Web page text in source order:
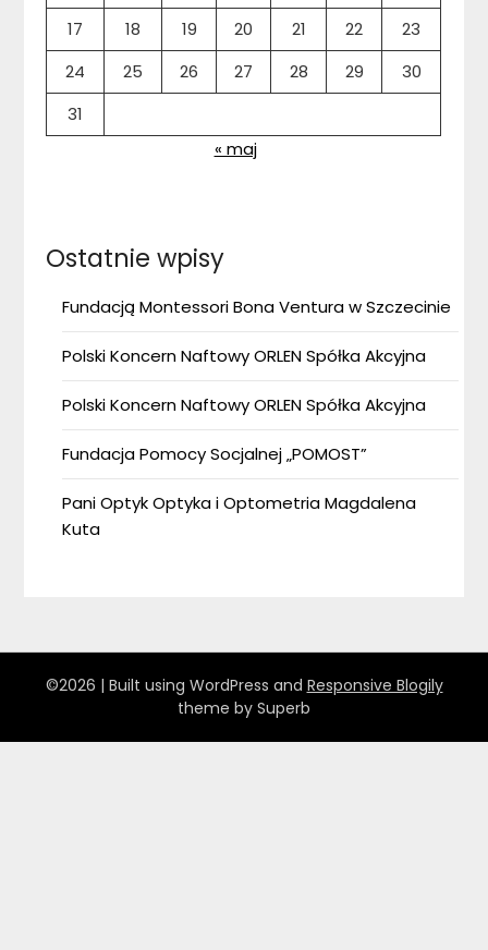
17
18 19 20 21 22
23
24
25 26 27 28 29
30
31
« maj
Ostatnie wpisy
Fundacją Montessori Bona Ventura w Szczecinie
Polski Koncern Naftowy ORLEN Spółka Akcyjna
Polski Koncern Naftowy ORLEN Spółka Akcyjna
Fundacja Pomocy Socjalnej „POMOST”
Pani Optyk Optyka i Optometria Magdalena
Kuta
©2026 | Built using WordPress and Responsive Blogily
theme by Superb